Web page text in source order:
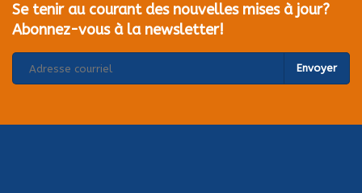
Se tenir au courant des nouvelles mises à jour?
Abonnez-vous à la newsletter!
Envoyer